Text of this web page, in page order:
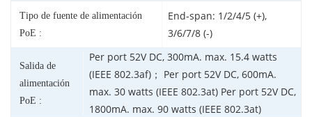
Tipo de fuente de alimentación
PoE :
End-span: 1/2/4/5 (+),
3/6/7/8 (-)
Salida de
alimentación
PoE :
Per port 52V DC, 300mA. max. 15.4 watts
(IEEE 802.3af)； Per port 52V DC, 600mA.
max. 30 watts (IEEE 802.3at) Per port 52V DC,
1800mA. max. 90 watts (IEEE 802.3at)